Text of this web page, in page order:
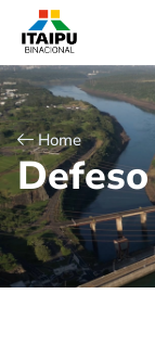
Home
Defeso